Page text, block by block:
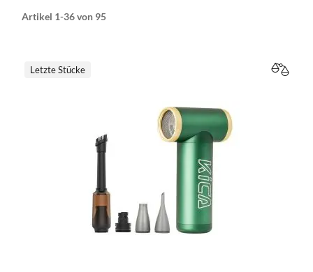
Artikel 1-36von 95
Letzte Stücke